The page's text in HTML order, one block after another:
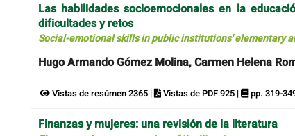
Las habilidades socioemocionales en la
dificultades y retos
Social-emotional skills in public institutions' elementary
Hugo Armando Gómez Molina, Carmen Helena
Vistas de resúmen 2365 | Vistas de PDF 925 | pp. 319-
Finanzas y mujeres: una revisión de la literatura